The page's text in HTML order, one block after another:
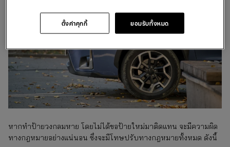
หากทำป้ายวงกลมหาย โดยไม่ได้ขอป้ายใหม่มาติดแทน จะมีความผิด
ทางกฎหมายอย่างแน่นอน ซึ่งจะมีโทษปรับทางกฎหมายทั้งหมด ดังนี้
ยอมรับทั้งหมด
ตั้งค่าคุกกี้